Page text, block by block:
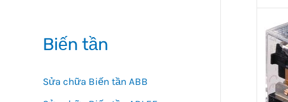
Biến tần
Sửa chữa Biến tần ABB